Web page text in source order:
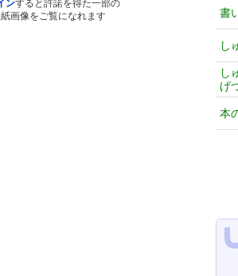
ンすると許諾を得た一部の
画像をご覧になれます
書
し
し
げ
本